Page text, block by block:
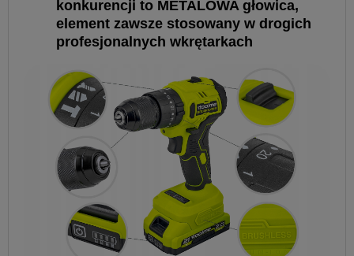
konkurencji to METALOWA głowica,
element zawsze stosowany w drogich
profesjonalnych wkrętarkach